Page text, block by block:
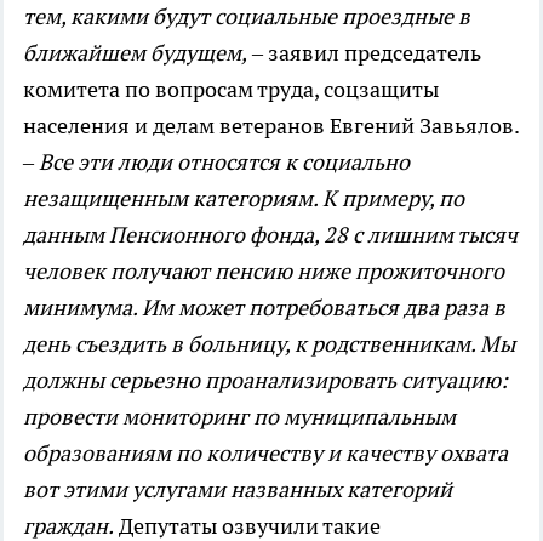
тем, какими будут социальные проездные в
ближайшем будущем,– заявил председатель
комитета по вопросам труда, соцзащиты
населения и делам ветеранов Евгений Завьялов.
– Все эти люди относятся к социально
незащищенным категориям. К примеру, по
данным Пенсионного фонда, 28 с лишним тысяч
человек получают пенсию ниже прожиточного
минимума. Им может потребоваться два раза в
день съездить в больницу, к родственникам. Мы
должны серьезно проанализировать ситуацию:
провести мониторинг по муниципальным
образованиям по количеству и качеству охвата
вот этими услугами названных категорий
граждан. Депутаты озвучили такие